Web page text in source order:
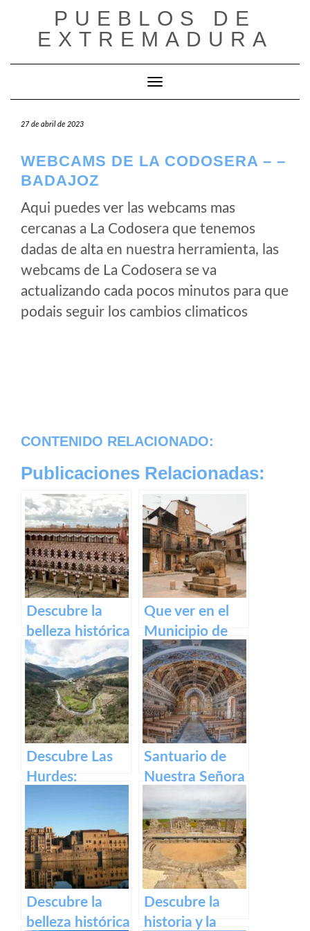
contenido
PUEBLOS DE
EXTREMADURA
Cambiar modo de navegación
27 de abril de 2023
WEBCAMS DE LA CODOSERA – –
BADAJOZ
Aqui puedes ver las webcams mas
cercanas a La Codosera que tenemos
dadas de alta en nuestra herramienta, las
webcams de La Codosera se va
actualizando cada pocos minutos para que
podais seguir los cambios climaticos
CONTENIDO RELACIONADO:
Publicaciones Relacionadas:
Descubre la
belleza histórica
y cultural de
Plaza Alta de
Badajoz
Que ver en el
Municipio de
Segura de Toro
en caceres
Descubre Las
Hurdes:
rincones
ocultos en
Cáceres
Santuario de
Nuestra Señora
Historia,
devoción y
turismo en
España
Descubre la
belleza histórica
Descubre la
historia y la